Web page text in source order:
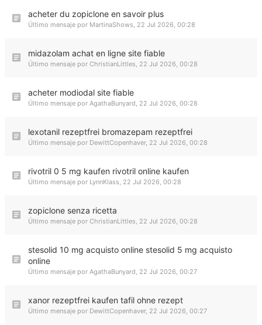
acheter du zopiclone en savoir plus
Último mensaje por MartinaShows, 22 Jul 2026, 00:28
midazolam achat en ligne site fiable
Último mensaje por ChristianLittles, 22 Jul 2026, 00:28
acheter modiodal site fiable
Último mensaje por AgathaBunyard, 22 Jul 2026, 00:28
lexotanil rezeptfrei bromazepam rezeptfrei
Último mensaje por DewittCopenhaver, 22 Jul 2026, 00:28
rivotril 0 5 mg kaufen rivotril online kaufen
Último mensaje por LynnKlass, 22 Jul 2026, 00:28
zopiclone senza ricetta
Último mensaje por ChristianLittles, 22 Jul 2026, 00:28
stesolid 10 mg acquisto online stesolid 5 mg acquisto
online
Último mensaje por AgathaBunyard, 22 Jul 2026, 00:27
xanor rezeptfrei kaufen tafil ohne rezept
Último mensaje por DewittCopenhaver, 22 Jul 2026, 00:27